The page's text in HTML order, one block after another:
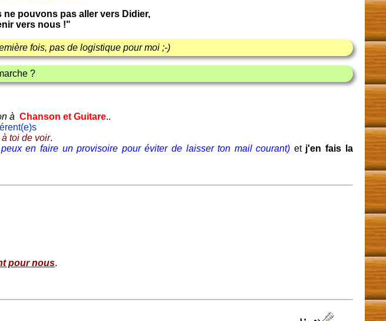
ne pouvons pas aller vers Didier,
vers nous !"
fois, pas de logistique pour moi ;-)
?
à Chanson et Guitare..
toi de voir.
en faire un provisoire pour éviter de laisser ton mail courant) et j'en fais la
pour nous.